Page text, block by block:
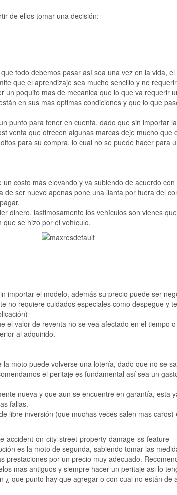
de ellos tomar una decisión:
todo debemos pasar así sea una vez en la vida,
que el aprendizaje sea mucho sencillo y no
un poquito mas de mecanica que lo que va requerir
en sus mas optimas condiciones y que lo que
punto para tener en cuenta, dado que sin importar
venta que ofrecen algunas marcas deje mucho que
para su compra, lo cual no se puede hacer para
costo más elevando y va subiendo de acuerdo
de ser nuevo apenas pone una llanta por fuera del
dinero, lastimosamente los vehículos son vienes
que se hizo por el vehículo.
importar el modelo, además su precio puede ser
no requiere cuidados especiales como despegue y
el valor de reventa no se vea afectado en el tiempo
al adquirido.
moto puede volverse una lotería, dado que no se
el peritaje es fundamental así sea un
nueva y que aun se encuentre en garantía, esta
fallas.
libre inversión (que muchas veces salen mas
es la moto de segunda, sabiendo tomar las
prestaciones por un precio muy adecuado.
mas antiguos y siempre hacer un peritaje asi lo
¿ que punto hay que agregar o con cual no están de